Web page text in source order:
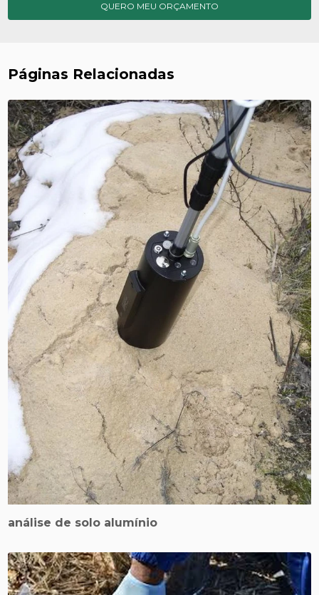
QUERO MEU ORÇAMENTO
Páginas Relacionadas
análise de solo alumínio